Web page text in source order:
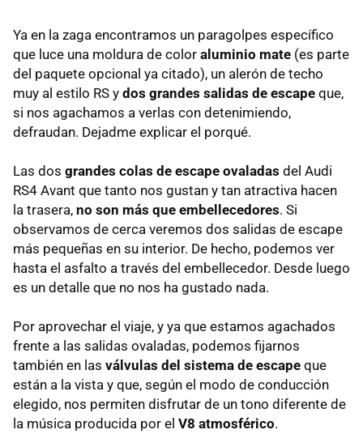
Ya en la zaga encontramos un paragolpes específico
que luce una moldura de color aluminio mate (es parte
del paquete opcional ya citado), un alerón de techo
muy al estilo RS y dos grandes salidas de escape que,
si nos agachamos a verlas con detenimiendo,
defraudan. Dejadme explicar el porqué.
Las dos grandes colas de escape ovaladas del Audi
RS4 Avant que tanto nos gustan y tan atractiva hacen
la trasera, no son más que embellecedores. Si
observamos de cerca veremos dos salidas de escape
más pequeñas en su interior. De hecho, podemos ver
hasta el asfalto a través del embellecedor. Desde luego
es un detalle que no nos ha gustado nada.
Por aprovechar el viaje, y ya que estamos agachados
frente a las salidas ovaladas, podemos fijarnos
también en las válvulas del sistema de escape que
están a la vista y que, según el modo de conducción
elegido, nos permiten disfrutar de un tono diferente de
la música producida por el V8 atmosférico.